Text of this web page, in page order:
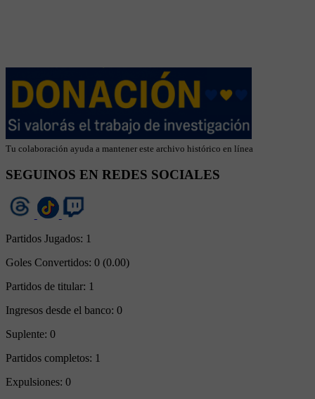
Tu colaboración ayuda a mantener este archivo histórico en línea
SEGUINOS EN REDES SOCIALES
Partidos Jugados: 1
Goles Convertidos: 0 (0.00)
Partidos de titular: 1
Ingresos desde el banco: 0
Suplente: 0
Partidos completos: 1
Expulsiones: 0